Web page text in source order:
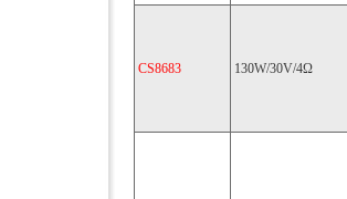
CS8683 130W/30V/4Ω